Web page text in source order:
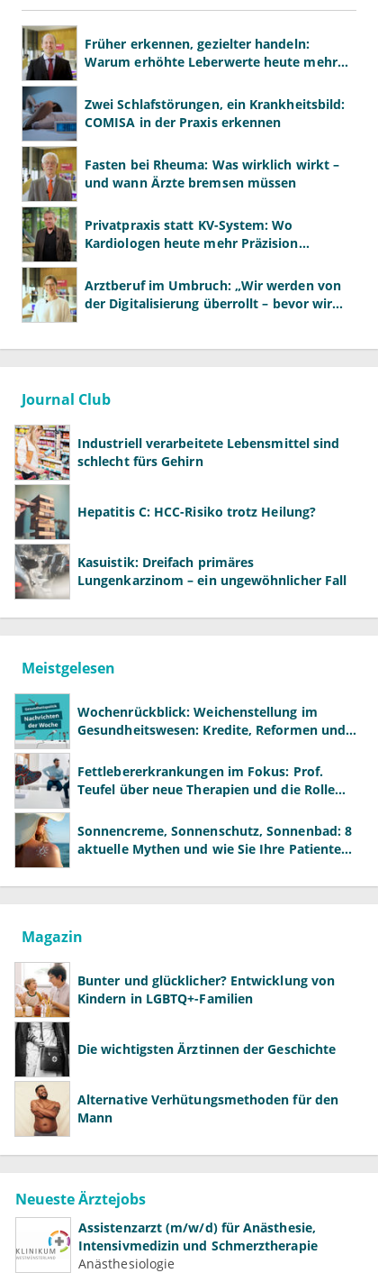
Früher erkennen, gezielter handeln:
Warum erhöhte Leberwerte heute mehr
Zwei Schlafstörungen, ein Krankheitsbild:
COMISA in der Praxis erkennen
Fasten bei Rheuma: Was wirklich wirkt –
und wann Ärzte bremsen müssen
Privatpraxis statt KV-System: Wo
Kardiologen heute mehr Präzision
entstehen
Arztberuf im Umbruch: „Wir werden von
der Digitalisierung überrollt – bevor wir
Journal Club
Industriell verarbeitete Lebensmittel sind
schlecht fürs Gehirn
Hepatitis C: HCC-Risiko trotz Heilung?
Kasuistik: Dreifach primäres
Lungenkarzinom – ein ungewöhnlicher Fall
Meistgelesen
Wochenrückblick: Weichenstellung im
Gesundheitswesen: Kredite, Reformen und
Fettlebererkrankungen im Fokus: Prof.
Teufel über neue Therapien und die Rolle
Sonnencreme, Sonnenschutz, Sonnenbad: 8
aktuelle Mythen und wie Sie Ihre Patienten
Magazin
Bunter und glücklicher? Entwicklung von
Kindern in LGBTQ+-Familien
Die wichtigsten Ärztinnen der Geschichte
Alternative Verhütungsmethoden für den
Mann
Neueste Ärztejobs
Assistenzarzt (m/w/d) für Anästhesie,
Intensivmedizin und Schmerztherapie
Anästhesiologie